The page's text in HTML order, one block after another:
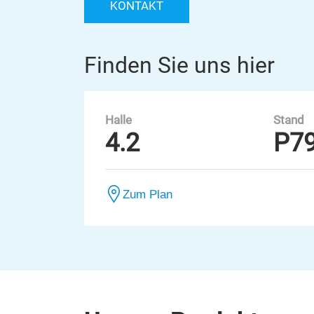
KONTAKT
Finden Sie uns hier
Halle
4.2
Stand
Zum Plan